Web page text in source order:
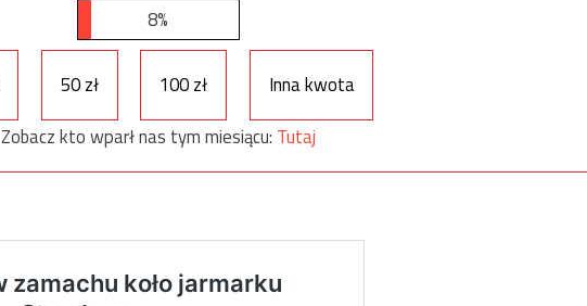
8%
50 zł 100 zł
Inna kwota
Zobacz kto wparł nas tym miesiącu: Tutaj